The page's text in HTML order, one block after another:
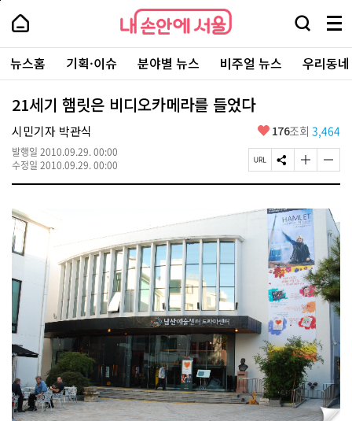
본
로
가
내
손
안
에
서
울
-
서
울
시
대
표
소
포
털
내
손
에
울
검
창
열
기
메
뉴
전
체
보
주
요
서
뉴스홈 기획·이슈 분야별 뉴스 비주얼 뉴스 우리동
21세기 햄릿은 비디오카메라를 들었다
시민기자 박관식
발행일 2010.09.29. 00:00
수정일 2010.09.29. 00:00
좋
요
176조회 3,464
페
이
U
복
사
S
N
공
유
하
기
글
자
기
크
게
변
경
하
기
글
자
기
작
게
변
경
하
기
페
상
단
로